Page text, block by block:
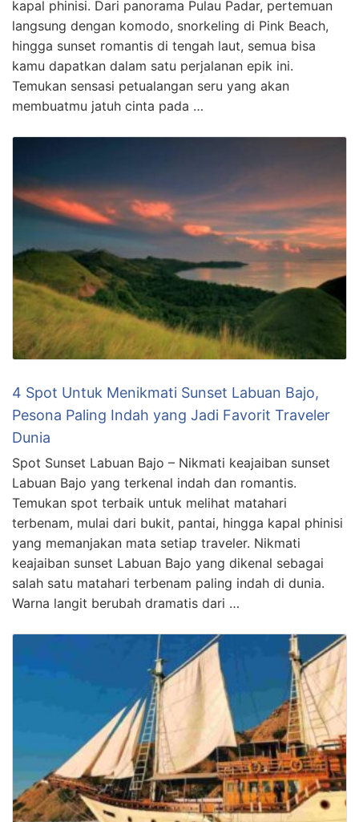
kapal phinisi. Dari panorama Pulau Padar, pertemuan
langsung dengan komodo, snorkeling di Pink Beach,
hingga sunset romantis di tengah laut, semua bisa
kamu dapatkan dalam satu perjalanan epik ini.
Temukan sensasi petualangan seru yang akan
membuatmu jatuh cinta pada …
4 Spot Untuk Menikmati Sunset Labuan Bajo,
Pesona Paling Indah yang Jadi Favorit Traveler
Dunia
Spot Sunset Labuan Bajo – Nikmati keajaiban sunset
Labuan Bajo yang terkenal indah dan romantis.
Temukan spot terbaik untuk melihat matahari
terbenam, mulai dari bukit, pantai, hingga kapal phinisi
yang memanjakan mata setiap traveler. Nikmati
keajaiban sunset Labuan Bajo yang dikenal sebagai
salah satu matahari terbenam paling indah di dunia.
Warna langit berubah dramatis dari …